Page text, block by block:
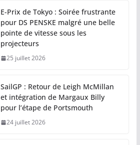
E-Prix de Tokyo : Soirée frustrante
pour DS PENSKE malgré une belle
pointe de vitesse sous les
projecteurs
25 juillet 2026
SailGP : Retour de Leigh McMillan
et intégration de Margaux Billy
pour l’étape de Portsmouth
24 juillet 2026